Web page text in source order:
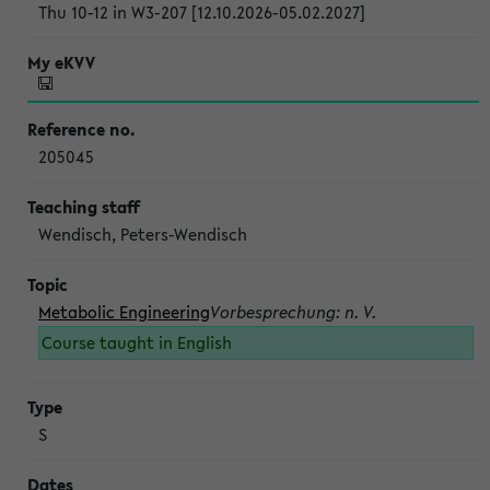
Thu 10-12 in W3-207 [12.10.2026-05.02.2027]
205045
Wendisch, Peters-Wendisch
Metabolic EngineeringVorbesprechung: n. V.
Course taught in English
S